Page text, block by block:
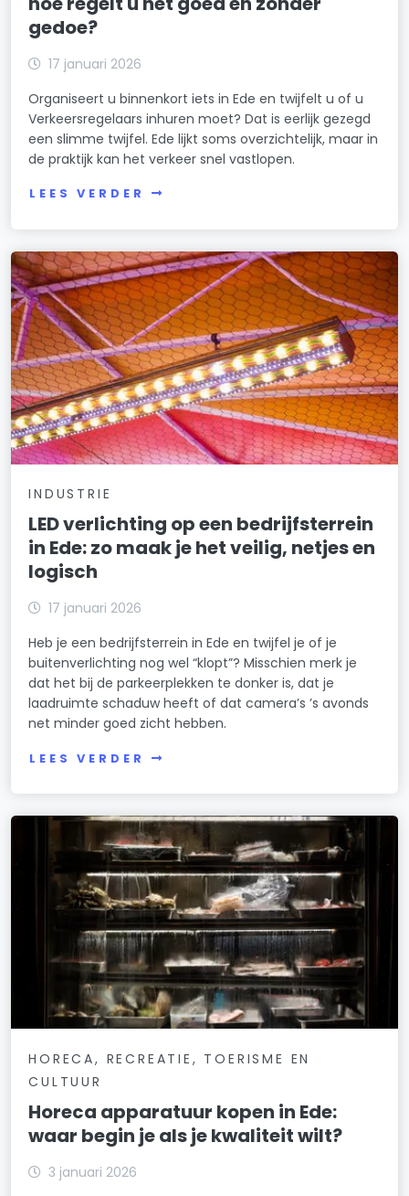
gedoe?
17 januari 2026
Organiseert u binnenkort iets in Ede en twijfelt u of u
Verkeersregelaars inhuren moet? Dat is eerlijk gezegd
een slimme twijfel. Ede lijkt soms overzichtelijk, maar in
de praktijk kan het verkeer snel vastlopen.
LEES VERDER
INDUSTRIE
LED verlichting op een bedrijfsterrein
in Ede: zo maak je het veilig, netjes en
logisch
17 januari 2026
Heb je een bedrijfsterrein in Ede en twijfel je of je
buitenverlichting nog wel “klopt”? Misschien merk je
dat het bij de parkeerplekken te donker is, dat je
laadruimte schaduw heeft of dat camera’s ’s avonds
net minder goed zicht hebben.
LEES VERDER
HORECA, RECREATIE, TOERISME EN
CULTUUR
Horeca apparatuur kopen in Ede:
waar begin je als je kwaliteit wilt?
3 januari 2026